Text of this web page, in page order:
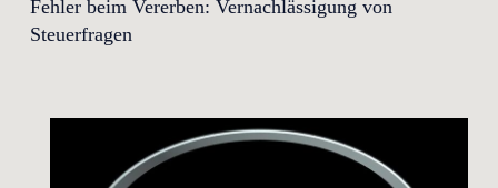
Fehler beim Vererben: Vernachlässigung von
Steuerfragen